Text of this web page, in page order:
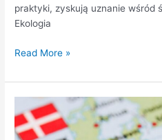
praktyki, zyskują uznanie wśród
Ekologia
Read More »
w
Niemczech